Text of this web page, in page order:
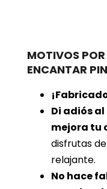
MOTIVOS
ENCANTAR
Di adiós
mejora tu
disfrutas
relajante.
No hace